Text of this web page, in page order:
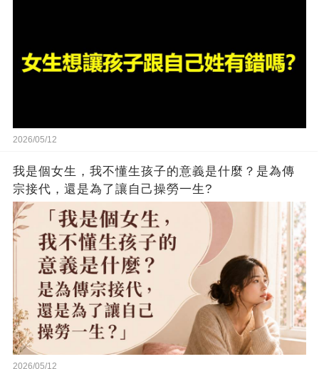
2026/05/12
我是個女生，我不懂生孩子的意義是什麼？是為傳
宗接代，還是為了讓自己操勞一生?
2026/05/12